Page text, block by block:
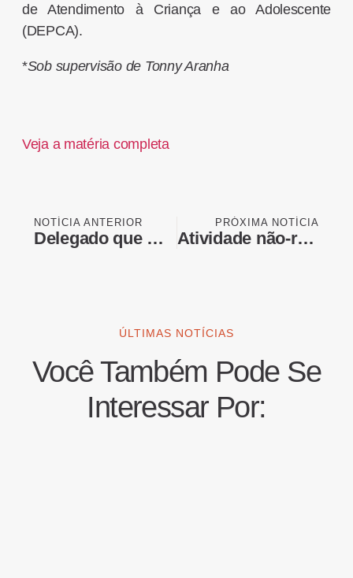
de Atendimento à Criança e ao Adolescente
(DEPCA).
*Sob supervisão de Tonny Aranha
Veja a matéria completa
NOTÍCIA ANTERIOR
Delegado que matou adolescente em festa do peão em SP é exonerado do cargo
PRÓXIMA NOTÍCIA
Atividade não-remunerada: pastor perde processo trabalhista contra igreja
ÚLTIMAS NOTÍCIAS
Você Também Pode Se
Interessar Por: